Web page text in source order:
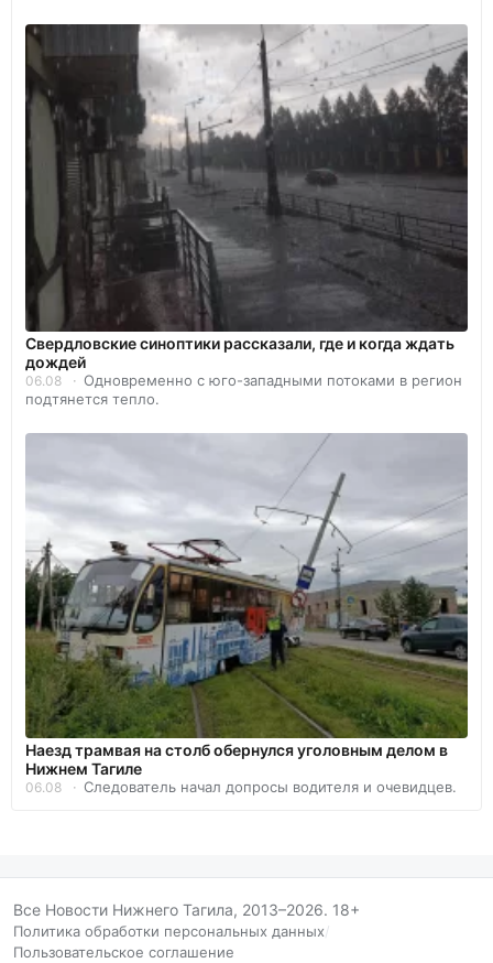
Свердловские синоптики рассказали, где и когда ждать
дождей
06.08
Одновременно с юго-западными потоками в регион
подтянется тепло.
Наезд трамвая на столб обернулся уголовным делом в
Нижнем Тагиле
06.08 Следователь начал допросы водителя и очевидцев.
Все Новости Нижнего Тагила, 2013–2026. 18+
Политика обработки персональных данных/
Пользовательское соглашение